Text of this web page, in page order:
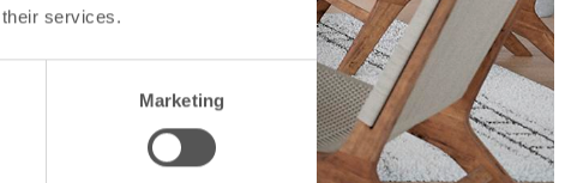
services.
Marketing